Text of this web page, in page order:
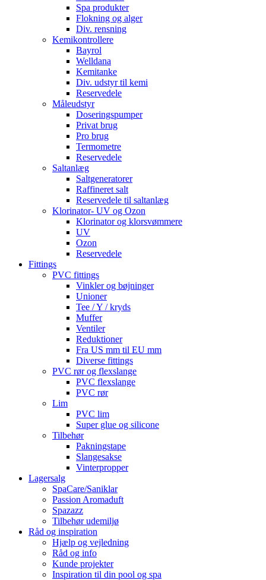
Spa produkter
Flokning og alger
Div. rensning
Kemikontrollere
Bayrol
Welldana
Kemitanke
Div. udstyr til kemi
Reservedele
Måleudstyr
Doseringspumper
Privat brug
Pro brug
Termometre
Reservedele
Saltanlæg
Saltgeneratorer
Raffineret salt
Reservedele til saltanlæg
Klorinator- UV og Ozon
Klorinator og klorsvømmere
UV
Ozon
Reservedele
Fittings
PVC fittings
Vinkler og bøjninger
Unioner
Tee / Y / kryds
Muffer
Ventiler
Reduktioner
Fra US mm til EU mm
Diverse fittings
PVC rør og flexslange
PVC flexslange
PVC rør
Lim
PVC lim
Super glue og silicone
Tilbehør
Pakningstape
Slangesakse
Vinterpropper
Lagersalg
SpaCare/Saniklar
Passion Aromaduft
Spazazz
Tilbehør udemiljø
Råd og inspiration
Hjælp og vejledning
Råd og info
Kunde projekter
Inspiration til din pool og spa